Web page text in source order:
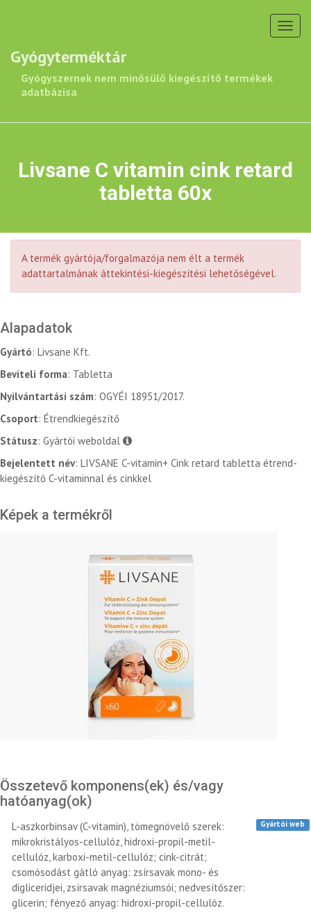
Gyógyterméktár
Gyógyszernek nem minősülő kiegészítő termékek
adatbázisa
Livsane C vitamin cink retard
tabletta 60x
A termék gyártója/forgalmazója nem élt a termék
adattartalmának áttekintési-kiegészítési lehetőségével.
Alapadatok
Gyártó: Livsane Kft.
Beviteli forma: Tabletta
Nyilvántartási szám: OGYÉI 18951/2017.
Csoport: Étrendkiegészítő
Státusz: Gyártói weboldal
Bejelentett név: LIVSANE C-vitamin+ Cink retard tabletta étrend-
kiegészítő C-vitaminnal és cinkkel
Képek a termékről
Összetevő komponens(ek) és/vagy
hatóanyag(ok)
L-aszkorbinsav (C-vitamin), tömegnövelő szerek:
mikrokristályos-cellulóz, hidroxi-propil-metil-
cellulóz, karboxi-metil-cellulóz; cink-citrát;
csomósodást gátló anyag: zsírsavak mono- és
digliceridjei, zsírsavak magnéziumsói; nedvesítőszer:
glicerin; fényező anyag: hidroxi-propil-cellulóz.
Gyártói web